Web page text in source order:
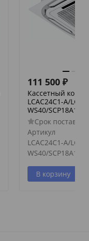
111 500 ₽
Кассетный
LCAC24C1-A/
WS40/SCP18A1
Срок поставки
Артикул
LCAC24C1-A/
WS40/SCP18A1
В корзину